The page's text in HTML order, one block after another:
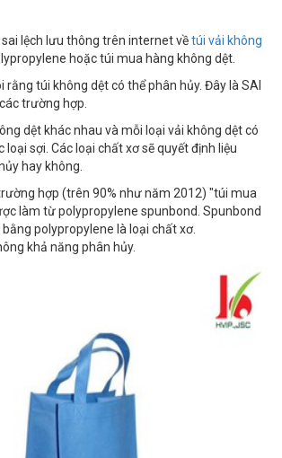
lệch lưu thông trên internet vềtúi vải không
hoặc túi mua hàng không dệt.
rằng túi không dệt có thể phân hủy. Đây là SAI
trường hợp.
dệt khác nhau và mỗi loại vải không dệt có
sợi. Các loại chất xơ sẽ quyết định liệu
hay không.
hợp (trên 90% như năm 2012) "túi mua
làm từ polypropylene spunbond. Spunbond
bằng polypropylene là loại chất xơ.
khả năng phân hủy.